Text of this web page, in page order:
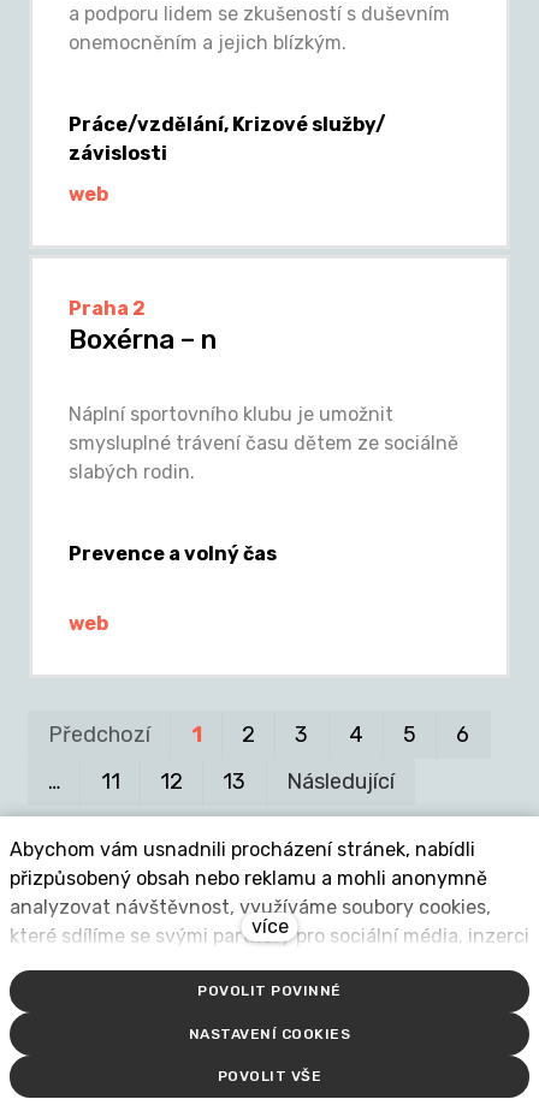
a podporu lidem se zkušeností s duševním
onemocněním a jejich blízkým.
Práce/vzdělání, Krizové služby/
závislosti
web
Praha 2
Boxérna – n
Náplní sportovního klubu je umožnit
smysluplné trávení času dětem ze sociálně
slabých rodin.
Prevence a volný čas
web
Předchozí 1 2 3 4 5
6
…
11 12 13 Následující
Aktuality
Abychom vám usnadnili procházení stránek, nabídli
přizpůsobený obsah nebo reklamu a mohli anonymně
analyzovat návštěvnost, využíváme soubory cookies,
které sdílíme se svými partnery pro sociální média, inzerci
a analýzu. Jejich nastavení upravíte odkazem "Nastavení
cookies" a kdykoliv jej můžete změnit v patičce webu.
Podrobnější informace najdete v našich Zásadách
ochrany osobních údajů a používání souborů cookies.
Souhlasíte s používáním cookies?
více
POVOLIT POVINNÉ
NASTAVENÍ COOKIES
POVOLIT VŠE